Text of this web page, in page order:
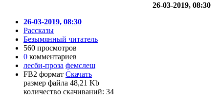
26-03-2019, 08:30
26-03-2019, 08:30
Рассказы
Безымянный читатель
560 просмотров
0 комментариев
лесби-проза фемслеш
FB2 формат Скачать
размер файла 48,21 Kb
количество cкачиваний: 34